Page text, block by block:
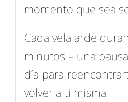
momento que sea
Cada vela arde
minutos – una
día para
volver a ti misma.